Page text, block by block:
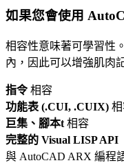
如果您會使用
相容性意味著可學習性
內，因此可以增強肌肉
指令 相容
功能表 (.CUI, .CUIX)
巨集、腳本t 相容
完整的 Visual LISP API
與 AutoCAD ARX 編程